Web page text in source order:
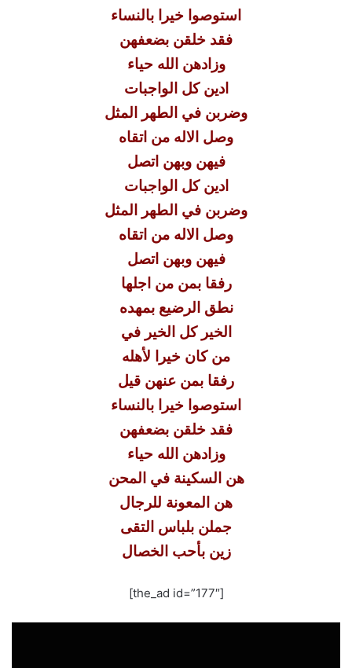
استوصوا خيرا بالنساء
فقد خلقن بضعفهن
وزادهن الله حياء
ادين كل الواجبات
وضربن في الطهر المثل
وصل الاله من اتقاه
فيهن وبهن اتصل
ادين كل الواجبات
وضربن في الطهر المثل
وصل الاله من اتقاه
فيهن وبهن اتصل
رفقا بمن من اجلها
نطق الرضيع بمهده
الخير كل الخير في
من كان خيرا لأهله
رفقا بمن عنهن قيل
استوصوا خيرا بالنساء
فقد خلقن بضعفهن
وزادهن الله حياء
هن السكينة في المحن
هن المعونة للرجال
جملن بلباس التقى
زين بأحب الخصال
[the_ad id=”177″]